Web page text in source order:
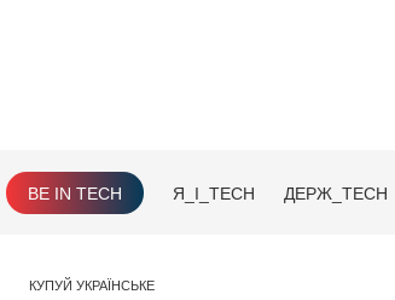
BE IN TECH Я_І_TECH ДЕРЖ_TECH
КУПУЙ УКРАЇНСЬКЕ